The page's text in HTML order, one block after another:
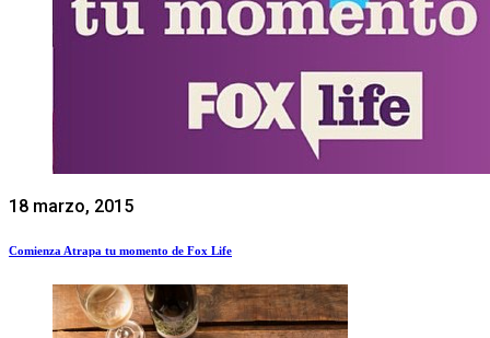
18 marzo, 2015
Comienza Atrapa tu momento de Fox Life